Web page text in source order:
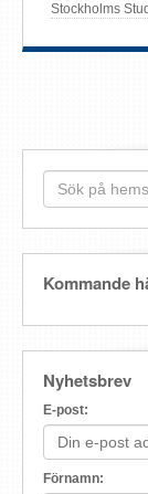
Stockholms
Kommande
Nyhetsbrev
E-post:
Förnamn: